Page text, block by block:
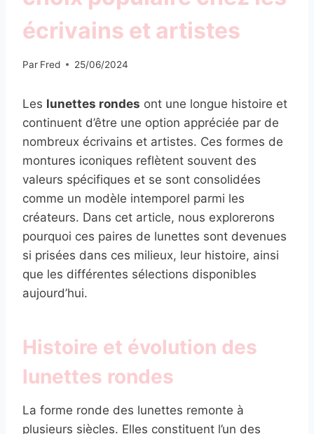
écrivains et artistes
Par Fred 25/06/2024
Les lunettes rondes ont une longue histoire et
continuent d’être une option appréciée par de
nombreux écrivains et artistes. Ces formes de
montures iconiques reflètent souvent des
valeurs spécifiques et se sont consolidées
comme un modèle intemporel parmi les
créateurs. Dans cet article, nous explorerons
pourquoi ces paires de lunettes sont devenues
si prisées dans ces milieux, leur histoire, ainsi
que les différentes sélections disponibles
aujourd’hui.
Histoire et évolution des
lunettes rondes
La forme ronde des lunettes remonte à
plusieurs siècles. Elles constituent l’un des